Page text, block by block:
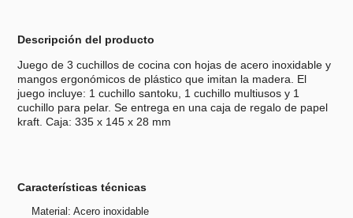
Descripción del producto
Juego de 3 cuchillos de cocina con hojas de acero inoxidable y
mangos ergonómicos de plástico que imitan la madera. El
juego incluye: 1 cuchillo santoku, 1 cuchillo multiusos y 1
cuchillo para pelar. Se entrega en una caja de regalo de papel
kraft. Caja: 335 x 145 x 28 mm
Características técnicas
Material: Acero inoxidable